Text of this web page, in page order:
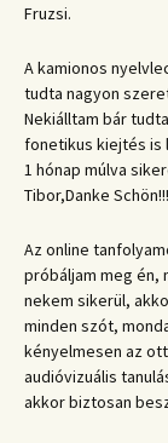
Fruzsi.
A kamionos
tudta nagyon
Nekiálltam bár
fonetikus kiejtés is
1 hónap múlva
Tibor,Danke Schön!!!
Az online
próbáljam meg én,
nekem sikerül,
minden szót,
kényelmesen az
audióvizuális
akkor biztosan